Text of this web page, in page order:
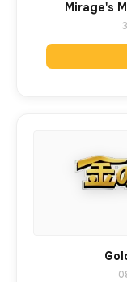
Mirage's